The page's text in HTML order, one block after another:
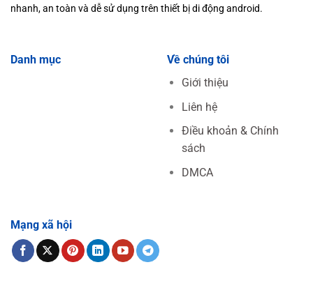
nhanh, an toàn và dễ sử dụng trên thiết bị di động android.
Danh mục
Về chúng tôi
Giới thiệu
Liên hệ
Điều khoản & Chính
sách
DMCA
Mạng xã hội